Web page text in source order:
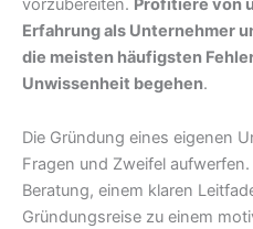
Erfahrung als Unternehmer
die meisten häufigsten
Unwissenheit begehen.
Die Gründung eines eigenen
Fragen und Zweifel
Beratung, einem klaren
Gründungsreise zu einem